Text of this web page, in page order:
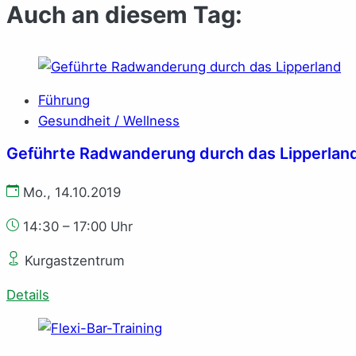
Auch an diesem Tag:
Führung
Gesundheit / Wellness
Ge­führ­te Rad­wan­de­rung durch das
Mo., 14.10.2019
14:30 – 17:00 Uhr
Kurgastzentrum
Details